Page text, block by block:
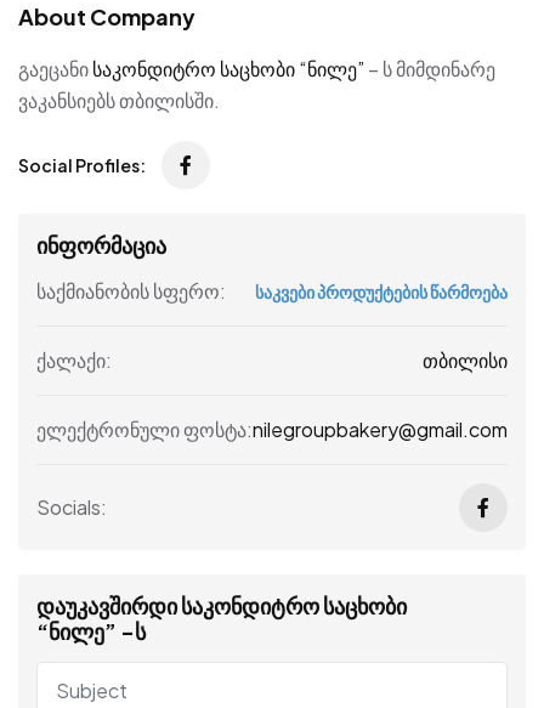
About Company
გაეცანისაკონდიტრო საცხობი “ნილე” – ს მიმდინარე
ვაკანსიებს თბილისში.
Social Profiles:
ინფორმაცია
საქმიანობის სფერო: საკვები პროდუქტების წარმოება
ქალაქი: თბილისი
ელექტრონული ფოსტა:nilegroupbakery@gmail.com
Socials:
დაუკავშირდი საკონდიტრო საცხობი
“ნილე” -ს